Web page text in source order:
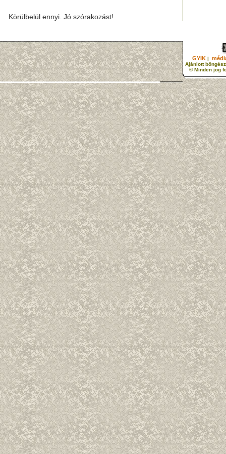
Körülbelül ennyi. Jó szórakozást!
GYIK |
Ajánlott
© Minden jog